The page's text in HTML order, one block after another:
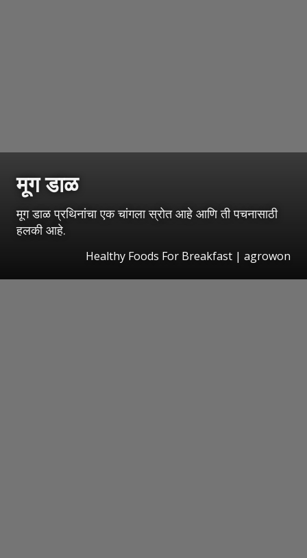
मूग डाळ
मूग डाळ प्रथिनांचा एक चांगला स्रोत आहे आणि ती पचनासाठी
हलकी आहे.
Healthy Foods For Breakfast | agrowon